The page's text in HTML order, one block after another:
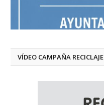
VÍDEO CAMPAÑA RECICLAJE